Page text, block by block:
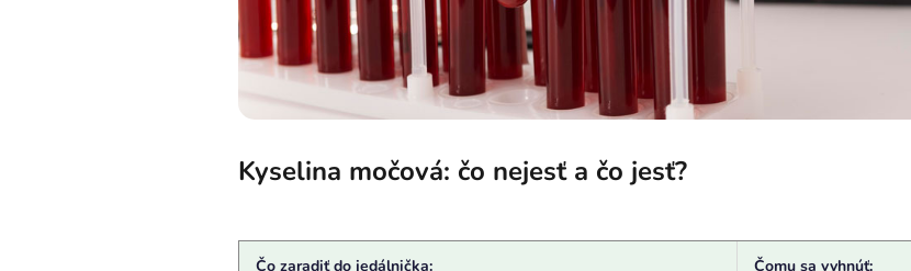
Kyselina močová: čo nejesť a čo jesť?
Čo zaradiť do jedálnička: Čomu sa vyhnúť: